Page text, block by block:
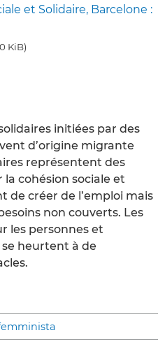
et Solidaire, Barcelone :
KiB)
initiées par des
d’origine migrante
représentent des
cohésion sociale et
créer de l’emploi mais
non couverts. Les
les personnes et
se heurtent à de